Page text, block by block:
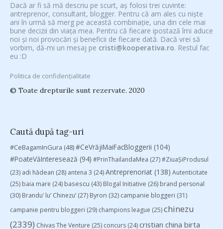
Dacă ar fi să mă descriu pe scurt, aș folosi trei cuvinte:
antreprenor, consultant, blogger. Pentru că am ales cu niște
ani în urmă să merg pe această combinație, una din cele mai
bune decizii din viața mea. Pentru că fiecare ipostază îmi aduce
noi și noi provocări și beneficii de fiecare dată. Dacă vrei să
vorbim, dă-mi un mesaj pe cristi@kooperativa.ro. Restul fac
eu :D
Politica de confidențialitate
© Toate drepturile sunt rezervate. 2020
Caută după tag-uri
#CeBagamInGura (48)#CeVrăjiMaiFacBloggerii (104)
#PoateVăInteresează (94) #PrinThailandaMea (27)#ZiuaȘiProdusul
(23) adi hădean (28) antena 3 (24)Antreprenoriat (138) Autenticitate
(25) baia mare (24) basescu (43) Blogal Initiative (26) brand personal
(30) Brandu’ lu’ Chinezu’ (27) Byron (32) campanie bloggeri (31)
campanie pentru bloggeri (29) champions league (25)chinezu
(2339) Chivas The Venture (25) concurs (24)cristian china birta